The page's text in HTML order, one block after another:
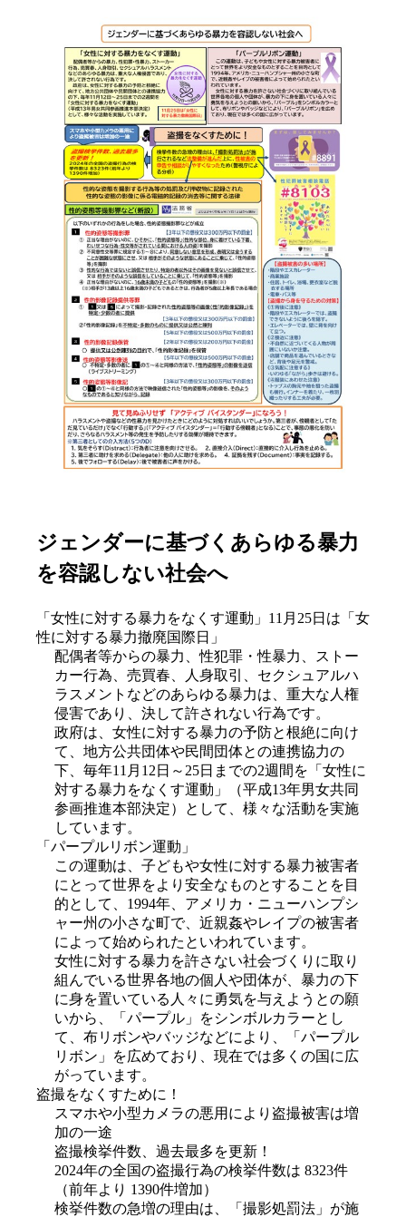
ジェンダーに基づくあらゆる暴力
を容認しない社会へ
「女性に対する暴力をなくす運動」11月25日は「女
性に対する暴力撤廃国際日」
配偶者等からの暴力、性犯罪・性暴力、ストー
カー行為、売買春、人身取引、セクシュアルハ
ラスメントなどのあらゆる暴力は、重大な人権
侵害であり、決して許されない行為です。
政府は、女性に対する暴力の予防と根絶に向け
て、地方公共団体や民間団体との連携協力の
下、毎年11月12日～25日までの2週間を「女性に
対する暴力をなくす運動」（平成13年男女共同
参画推進本部決定）として、様々な活動を実施
「パープルリボン運動」
この運動は、子どもや女性に対する暴力被害者
にとって世界をより安全なものとすることを目
的として、1994年、アメリカ・ニューハンプシ
ャー州の小さな町で、近親姦やレイプの被害者
によって始められたといわれています。
女性に対する暴力を許さない社会づくりに取り
組んでいる世界各地の個人や団体が、暴力の下
に身を置いている人々に勇気を与えようとの願
いから、「パープル」をシンボルカラーとし
て、布リボンやバッジなどにより、「パープル
リボン」を広めており、現在では多くの国に広
がっています。
盗撮をなくすために！
スマホや小型カメラの悪用により盗撮被害は増
加の一途
盗撮検挙件数、過去最多を更新！
2024年の全国の盗撮行為の検挙件数は 8323件
（前年より 1390件増加）
検挙件数の急増の理由は、「撮影処罰法」が施